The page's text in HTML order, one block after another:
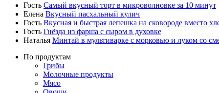
Гость Самый вкусный торт в микроволновке за 10 минут
Елена Вкусный пасхальный кулич
Гость Вкусная и быстрая лепешка на сковороде вместо
Гость Гнёзда из фарша с сыром в духовке
Наталья Минтай в мультиварке с морковью и луком со
По продуктам
Грибы
Молочные продукты
Мясо